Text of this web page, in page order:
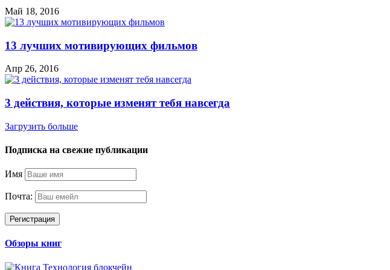
Май 18, 2016
13 лучших мотивирующих фильмов
Апр 26, 2016
3 действия, которые изменят тебя навсегда
Загрузить больше
Подписка на свежие публикации
Имя
Почта:
Обзоры книг